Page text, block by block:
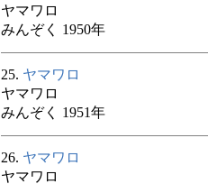
ヤマワロ
みんぞく 1950年
25. ヤマワロ
ヤマワロ
みんぞく 1951年
26. ヤマワロ
ヤマワロ